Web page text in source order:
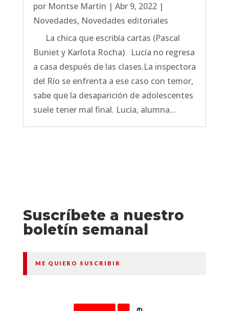
por Montse Martín | Abr 9, 2022|
Novedades, Novedades editoriales
La chica que escribía cartas (Pascal
Buniet y Karlota Rocha) Lucía no regresa
a casa después de las clases.La inspectora
del Río se enfrenta a ese caso con temor,
sabe que la desaparición de adolescentes
suele tener mal final. Lucía, alumna...
Suscríbete a nuestro
boletín semanal
ME QUIERO SUSCRIBIR